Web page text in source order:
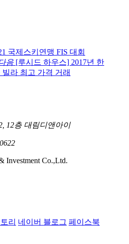
국제스키연맹 FIS 대회
음 [루시드 하우스] 2017년 한
라 최고 가격 거래
12층 대림디앤아이
Investment Co.,Ltd.
리 네이버 블로그 페이스북